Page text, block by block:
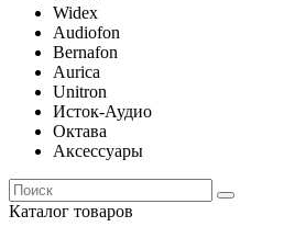
Widex
Audiofon
Bernafon
Aurica
Unitron
Исток-Аудио
Октава
Аксессуары
Каталог товаров